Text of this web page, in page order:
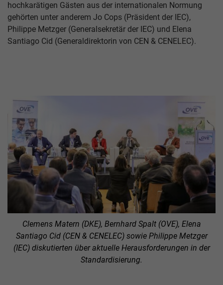
hochkarätigen Gästen aus der internationalen Normung
gehörten unter anderem Jo Cops (Präsident der IEC),
Philippe Metzger (Generalsekretär der IEC) und Elena
Santiago Cid (Generaldirektorin von CEN & CENELEC).
Clemens Matern (DKE), Bernhard Spalt (OVE), Elena
Santiago Cid (CEN & CENELEC) sowie Philippe Metzger
(IEC) diskutierten über aktuelle Herausforderungen in der
Standardisierung.